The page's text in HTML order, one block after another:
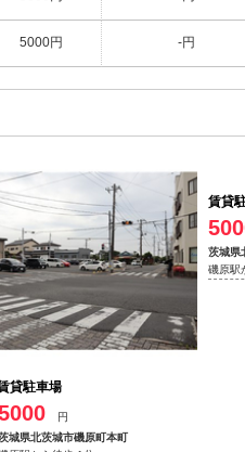
5000円 -円
貸駐車場
円
城県北茨城市磯原町本町
賃貸
茨城県
磯原駅